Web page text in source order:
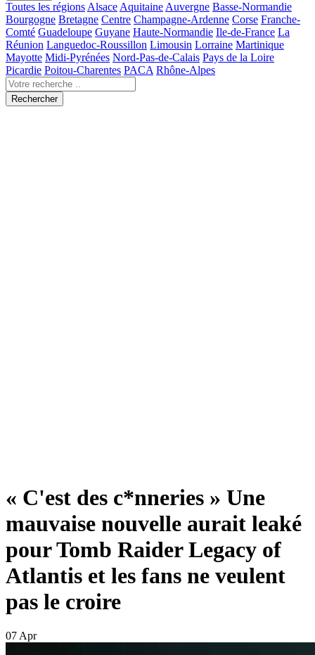
Toutes les régions Alsace Aquitaine Auvergne Basse-Normandie
Bourgogne Bretagne Centre Champagne-Ardenne Corse Franche-
Comté Guadeloupe Guyane Haute-Normandie Ile-de-France La
Réunion Languedoc-Roussillon Limousin Lorraine Martinique
Mayotte Midi-Pyrénées Nord-Pas-de-Calais Pays de la Loire
Picardie Poitou-Charentes PACA Rhône-Alpes
Rechercher
« C'est des c*nneries » Une
mauvaise nouvelle aurait leaké
pour Tomb Raider Legacy of
Atlantis et les fans ne veulent
pas le croire
07 Apr